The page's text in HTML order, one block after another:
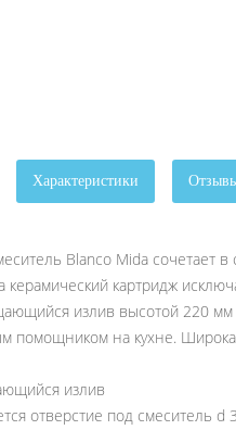
Характеристики
Blanco Mida сочетает
керамический картридж
излив высотой 220 мм
помощником на кухне.
излив
отверстие под смеситель d